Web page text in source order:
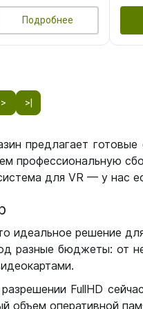
Подробнее
> >|
предлагает
профессиональную
для VR — у нас
идеальное решение
разные бюджеты: от
FullHD
объем оперативной